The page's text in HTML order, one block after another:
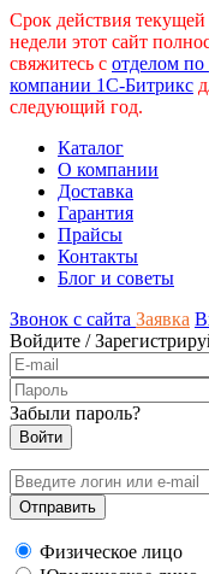
Срок действия текущей
недели этот сайт
свяжитесь с отделом
компании 1С-Битрикс
следующий год.
Каталог
О компании
Доставка
Гарантия
Прайсы
Контакты
Блог и советы
Звонок с сайта Заявка
Войдите /
Забыли пароль?
Физическое лицо